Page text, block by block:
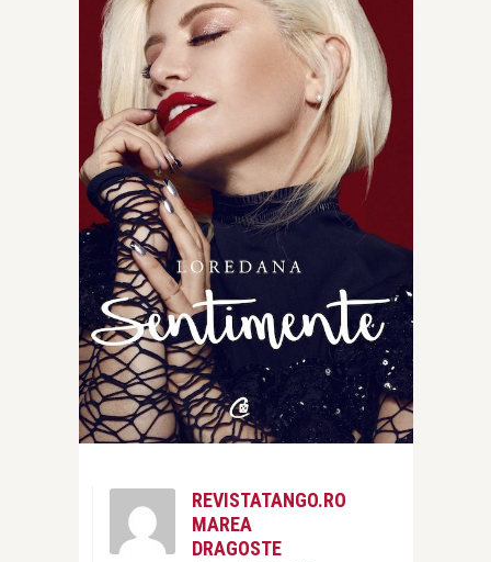
REVISTATANGO.RO
MAREA
DRAGOSTE